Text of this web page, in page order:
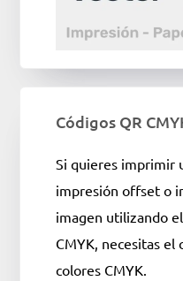
Códigos QR
Si quieres imprimir
impresión offset o
imagen utilizando
CMYK, necesitas el
colores CMYK.